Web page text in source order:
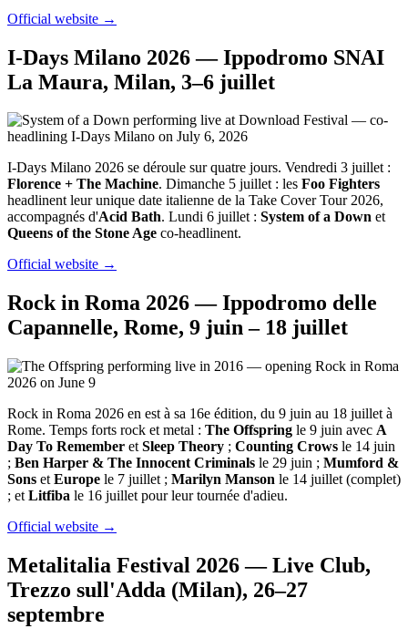
Official website →
I-Days Milano 2026 — Ippodromo SNAI
La Maura, Milan, 3–6 juillet
I-Days Milano 2026 se déroule sur quatre jours. Vendredi 3 juillet :
Florence + The Machine. Dimanche 5 juillet : les Foo Fighters
headlinent leur unique date italienne de la Take Cover Tour 2026,
accompagnés d'Acid Bath. Lundi 6 juillet : System of a Down et
Queens of the Stone Age co-headlinent.
Official website →
Rock in Roma 2026 — Ippodromo delle
Capannelle, Rome, 9 juin – 18 juillet
Rock in Roma 2026 en est à sa 16e édition, du 9 juin au 18 juillet à
Rome. Temps forts rock et metal : The Offspring le 9 juin avec A
Day To Remember et Sleep Theory ; Counting Crows le 14 juin
; Ben Harper & The Innocent Criminals le 29 juin ; Mumford &
Sons et Europe le 7 juillet ; Marilyn Manson le 14 juillet (complet)
; et Litfiba le 16 juillet pour leur tournée d'adieu.
Official website →
Metalitalia Festival 2026 — Live Club,
Trezzo sull'Adda (Milan), 26–27
septembre